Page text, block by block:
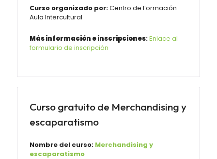
Curso organizado por:Centro de Formación
Aula Intercultural
Más información e inscripciones:Enlace al
formulario de inscripción
Curso gratuito de Merchandising y
escaparatismo
Nombre del curso: Merchandising y
escaparatismo